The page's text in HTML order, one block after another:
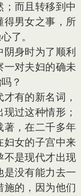
而且转移到中
得男女之事，所
了。
身时为了顺利
一对夫妇的确未
？
有的新名词，
过这种情形；
著，在二千多年
妇女的子宫中来
不是现代才出现
是没有能力去一
的，因为他们